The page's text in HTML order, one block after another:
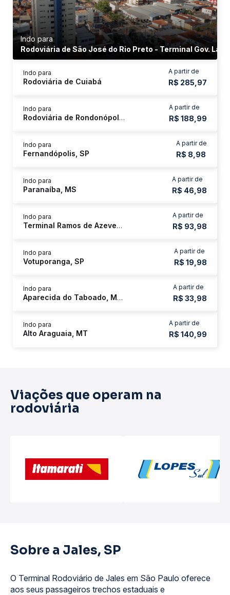
Indo para
Rodoviária de São José do Rio Preto - Terminal Gov.
A partir de
R$ 285,97
Indo para
Rodoviária de Cuiabá
A partir de
R$ 188,99
Indo para
Rodoviária de Rondonópolis
A partir de
R$ 8,98
Indo para
Fernandópolis, SP
A partir de
R$ 46,98
Indo para
Paranaíba, MS
A partir de
R$ 93,98
Indo para
Terminal Ramos de Azevedo
A partir de
R$ 19,98
Indo para
Votuporanga, SP
A partir de
R$ 33,98
Indo para
Aparecida do Taboado, MS - Rodoviária
A partir de
R$ 140,99
Indo para
Alto Araguaia, MT
Viações que operam na
rodoviária
Sobre a Jales, SP
O Terminal Rodoviário de Jales em São Paulo oferece
aos seus passageiros trechos estaduais e